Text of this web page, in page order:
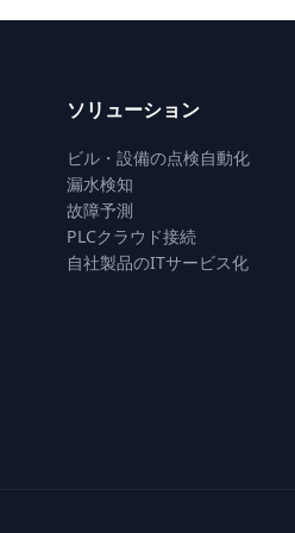
ソリューション
ビル・設備の点検自動化
漏水検知
故障予測
PLCクラウド接続
自社製品のITサービス化